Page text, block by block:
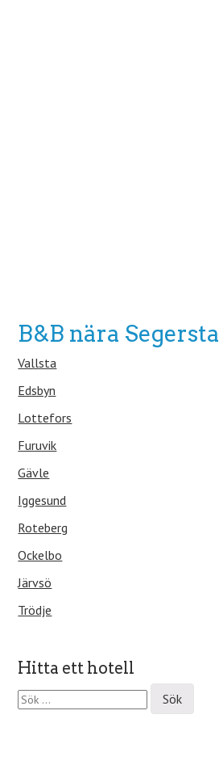
B&B nära Segersta
Vallsta
Edsbyn
Lottefors
Furuvik
Gävle
Iggesund
Roteberg
Ockelbo
Järvsö
Trödje
Hitta ett hotell
S
ö